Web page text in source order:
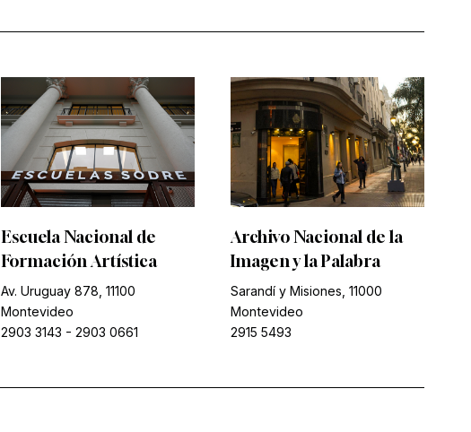
Escuela Nacional de
Formación Artística
Av. Uruguay 878, 11100
Montevideo
2903 3143 - 2903 0661
Archivo Nacional de la
Imagen y la Palabra
Sarandí y Misiones, 11000
Montevideo
2915 5493